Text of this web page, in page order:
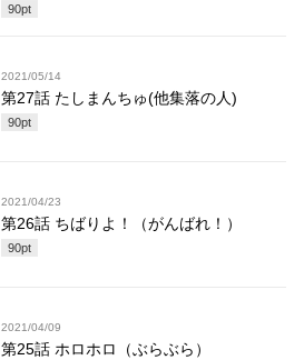
90pt
2021/05/14
第27話 たしまんちゅ(他集落の人)
90pt
2021/04/23
第26話 ちばりよ！（がんばれ！）
90pt
2021/04/09
第25話 ホロホロ（ぶらぶら）